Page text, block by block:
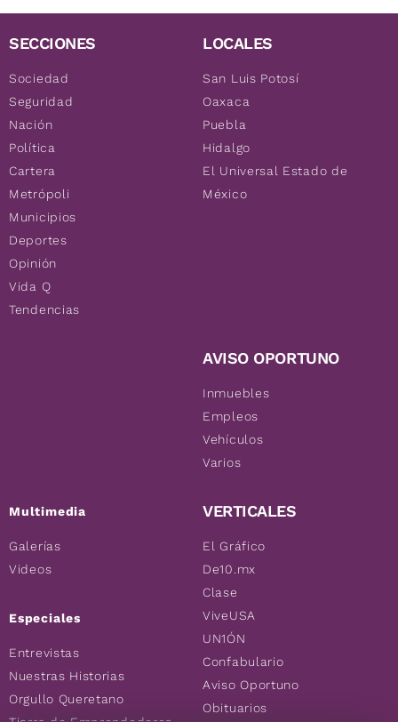
SECCIONES
Sociedad
Seguridad
Nación
Política
Cartera
Metrópoli
Municipios
Deportes
Opinión
Vida Q
Tendencias
Multimedia
Galerías
Videos
Especiales
Entrevistas
Nuestras Historias
Orgullo Queretano
LOCALES
San Luis Potosí
Oaxaca
Puebla
Hidalgo
El Universal Estado de
México
AVISO OPORTUNO
Inmuebles
Empleos
Vehículos
Varios
VERTICALES
El Gráfico
De10.mx
Clase
ViveUSA
UN1ÓN
Confabulario
Aviso Oportuno
Obituarios